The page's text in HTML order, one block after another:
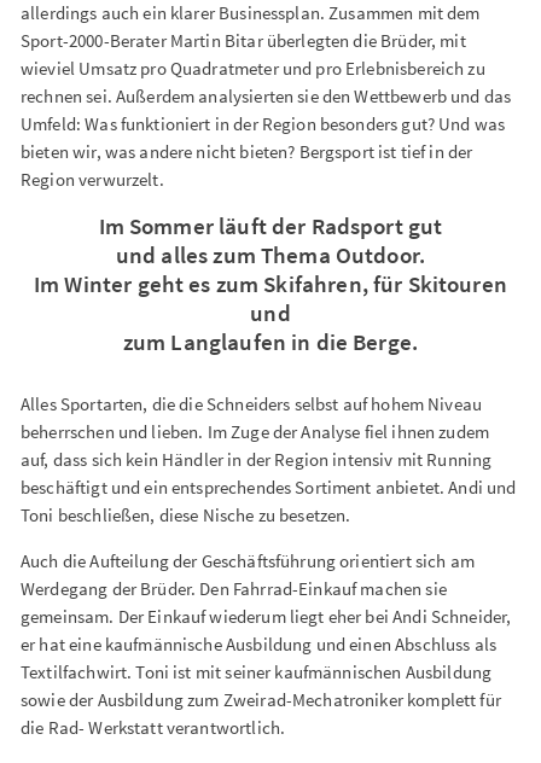
allerdings auch ein klarer Businessplan. Zusammen mit dem
Sport-2000-Berater Martin Bitar überlegten die Brüder, mit
wieviel Umsatz pro Quadratmeter und pro Erlebnisbereich zu
rechnen sei. Außerdem analysierten sie den Wettbewerb und das
Umfeld: Was funktioniert in der Region besonders gut? Und was
bieten wir, was andere nicht bieten? Bergsport ist tief in der
Region verwurzelt.
Im Sommer läuft der Radsport gut
und alles zum Thema Outdoor.
Im Winter geht es zum Skifahren, für Skitouren
und
zum Langlaufen in die Berge.
Alles Sportarten, die die Schneiders selbst auf hohem Niveau
beherrschen und lieben. Im Zuge der Analyse fiel ihnen zudem
auf, dass sich kein Händler in der Region intensiv mit Running
beschäftigt und ein entsprechendes Sortiment anbietet. Andi und
Toni beschließen, diese Nische zu besetzen.
Auch die Aufteilung der Geschäftsführung orientiert sich am
Werdegang der Brüder. Den Fahrrad-Einkauf machen sie
gemeinsam. Der Einkauf wiederum liegt eher bei Andi Schneider,
er hat eine kaufmännische Ausbildung und einen Abschluss als
Textilfachwirt. Toni ist mit seiner kaufmännischen Ausbildung
sowie der Ausbildung zum Zweirad-Mechatroniker komplett für
die Rad- Werkstatt verantwortlich.